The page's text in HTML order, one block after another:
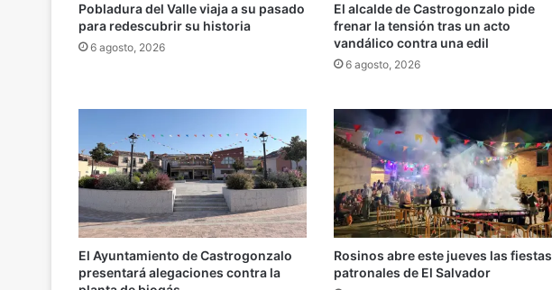
Pobladura del Valle viaja a su pasado
para redescubrir su historia
6 agosto, 2026
El alcalde de Castrogonzalo pide
frenar la tensión tras un acto
vandálico contra una edil
6 agosto, 2026
El Ayuntamiento de Castrogonzalo
presentará alegaciones contra la
Rosinos abre este jueves las fiestas
patronales de El Salvador